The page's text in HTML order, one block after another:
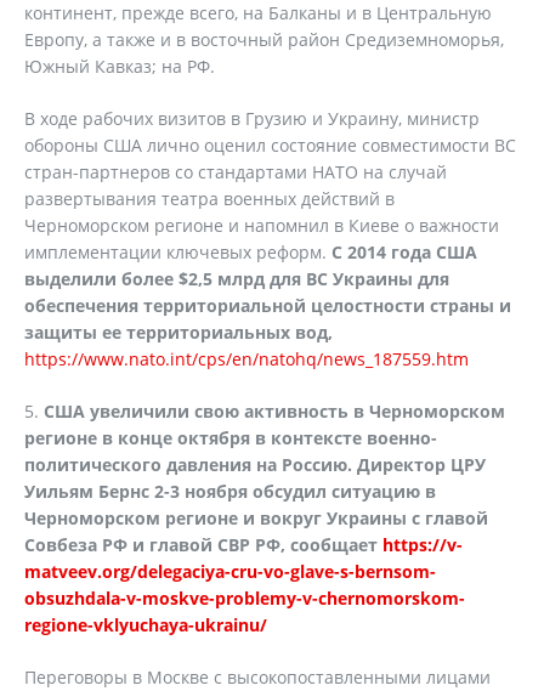
континент, прежде всего, на Балканы и в Центральную
Европу, а также и в восточный район Средиземноморья,
Южный Кавказ; на РФ.
В ходе рабочих визитов в Грузию и Украину, министр
обороны США лично оценил состояние совместимости ВС
стран-партнеров со стандартами НАТО на случай
развертывания театра военных действий в
Черноморском регионе и напомнил в Киеве о важности
имплементации ключевых реформ. С 2014 года США
выделили более $2,5 млрд для ВС Украины для
обеспечения территориальной целостности страны и
защиты ее территориальных вод,
https://www.nato.int/cps/en/natohq/news_187559.htm
5. США увеличили свою активность в Черноморском
регионе в конце октября в контексте военно-
политического давления на Россию. Директор ЦРУ
Уильям Бернс 2-3 ноября обсудил ситуацию в
Черноморском регионе и вокруг Украины с главой
Совбеза РФ и главой СВР РФ, сообщает https://v-
matveev.org/delegaciya-cru-vo-glave-s-bernsom-
obsuzhdala-v-moskve-problemy-v-chernomorskom-
regione-vklyuchaya-ukrainu/
Переговоры в Москве с высокопоставленными лицами